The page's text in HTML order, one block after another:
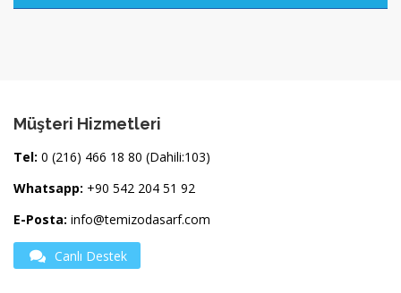
Müşteri Hizmetleri
Tel: 0 (216) 466 18 80 (Dahili:103)
Whatsapp: +90 542 204 51 92
E-Posta: info@temizodasarf.com
Canlı Destek